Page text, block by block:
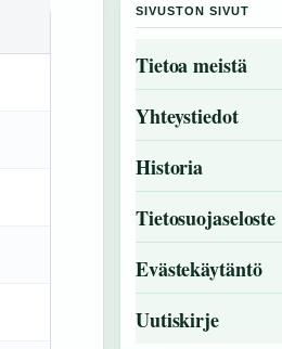
SIVUSTON SIVUT
Tietoa meistä
Yhteystiedot
Historia
Tietosuojaseloste
Evästekäytäntö
Uutiskirje